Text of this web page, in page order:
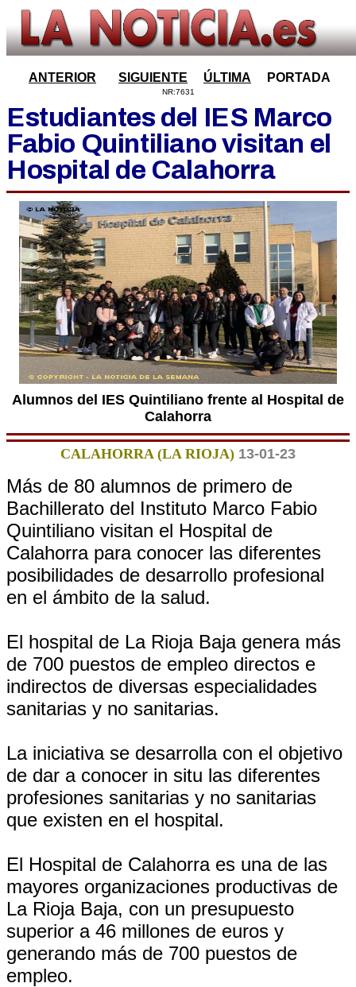
ANTERIOR SIGUIENTE ÚLTIMA PORTADA
NR:7631
Estudiantes del IES Marco
Fabio Quintiliano visitan el
Hospital de Calahorra
Alumnos del IES Quintiliano frente al Hospital de
Calahorra
CALAHORRA (LA RIOJA) 13-01-23
Más de 80 alumnos de primero de
Bachillerato del Instituto Marco Fabio
Quintiliano visitan el Hospital de
Calahorra para conocer las diferentes
posibilidades de desarrollo profesional
en el ámbito de la salud.
El hospital de La Rioja Baja genera más
de 700 puestos de empleo directos e
indirectos de diversas especialidades
sanitarias y no sanitarias.
La iniciativa se desarrolla con el objetivo
de dar a conocer in situ las diferentes
profesiones sanitarias y no sanitarias
que existen en el hospital.
El Hospital de Calahorra es una de las
mayores organizaciones productivas de
La Rioja Baja, con un presupuesto
superior a 46 millones de euros y
generando más de 700 puestos de
empleo.